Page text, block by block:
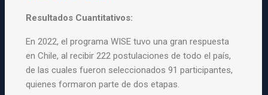
Resultados Cuantitativos:
En 2022, el programaWISE tuvo una gran respuesta
en Chile, al recibir 222 postulaciones de todo el país,
de las cuales fueron seleccionados 91 participantes,
quienes formaron parte de dos etapas.